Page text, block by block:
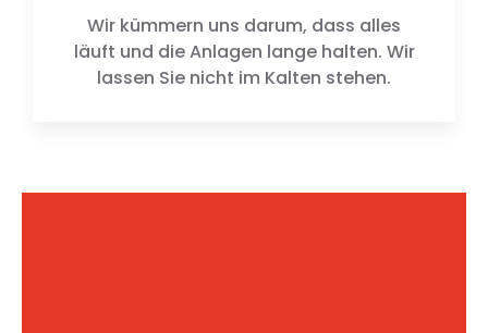
Wir kümmern uns darum, dass alles
läuft und die Anlagen lange halten. Wir
lassen Sie nicht im Kalten stehen.